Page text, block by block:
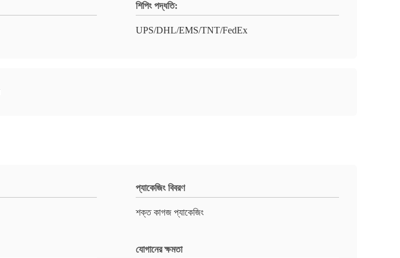
শিপিং পদ্ধতি:
UPS/DHL/EMS/TNT/FedEx
প্যাকেজিং বিবরণ
শক্ত কাগজ প্যাকেজিং
যোগানের ক্ষমতা